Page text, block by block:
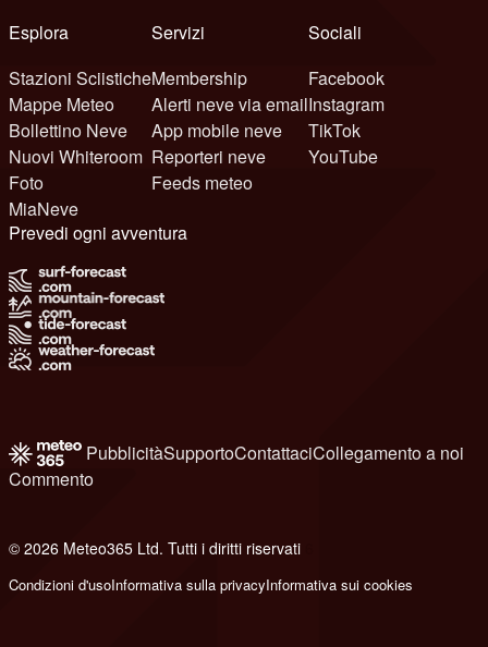
Esplora
Stazioni Sciistiche
Mappe Meteo
Bollettino Neve
Nuovi Whiteroom
Foto
MiaNeve
Servizi
Membership
Alerti neve via email
App mobile neve
Reporteri neve
Feeds meteo
Sociali
Facebook
Instagram
TikTok
YouTube
Prevedi ogni avventura
PubblicitàSupportoContattaciCollegamento a noi
Commento
© 2026 Meteo365 Ltd. Tutti i diritti riservati
Condizioni d'usoInformativa sulla privacyInformativa sui cookies